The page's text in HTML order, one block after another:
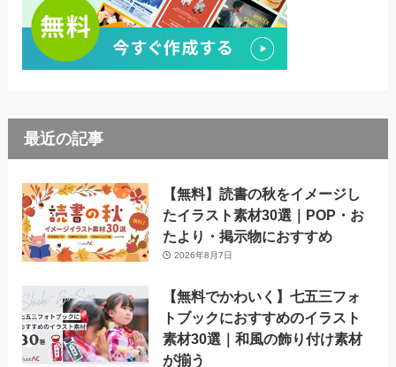
最近の記事
【無料】読書の秋をイメージし
たイラスト素材30選｜POP・お
たより・掲示物におすすめ
2026年8月7日
【無料でかわいく】七五三フォ
トブックにおすすめのイラスト
素材30選｜和風の飾り付け素材
が揃う